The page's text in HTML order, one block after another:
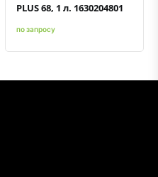
PLUS 68, 1 л. 1630204801
по запросу